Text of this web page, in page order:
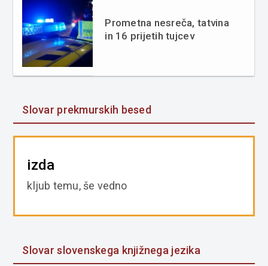
Prometna nesreča, tatvina
in 16 prijetih tujcev
Slovar prekmurskih besed
izda
kljub temu, še vedno
Slovar slovenskega knjižnega jezika